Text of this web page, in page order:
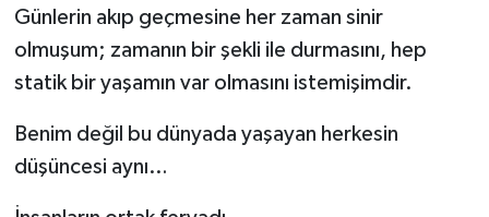
Günlerin akıp geçmesine her zaman sinir
olmuşum; zamanın bir şekli ile durmasını, hep
statik bir yaşamın var olmasını istemişimdir.
Benim değil bu dünyada yaşayan herkesin
düşüncesi aynı…
İskilip
Laçin
Mecitözü
Haber Arşivi